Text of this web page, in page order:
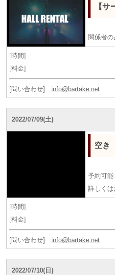
【サ
関係者
[時間]
[料金]
[問い合わせ] info@bartake.net
2022/07/09(土)
空き
予約可能
詳しくは
[時間]
[料金]
[問い合わせ] info@bartake.net
2022/07/10(日)